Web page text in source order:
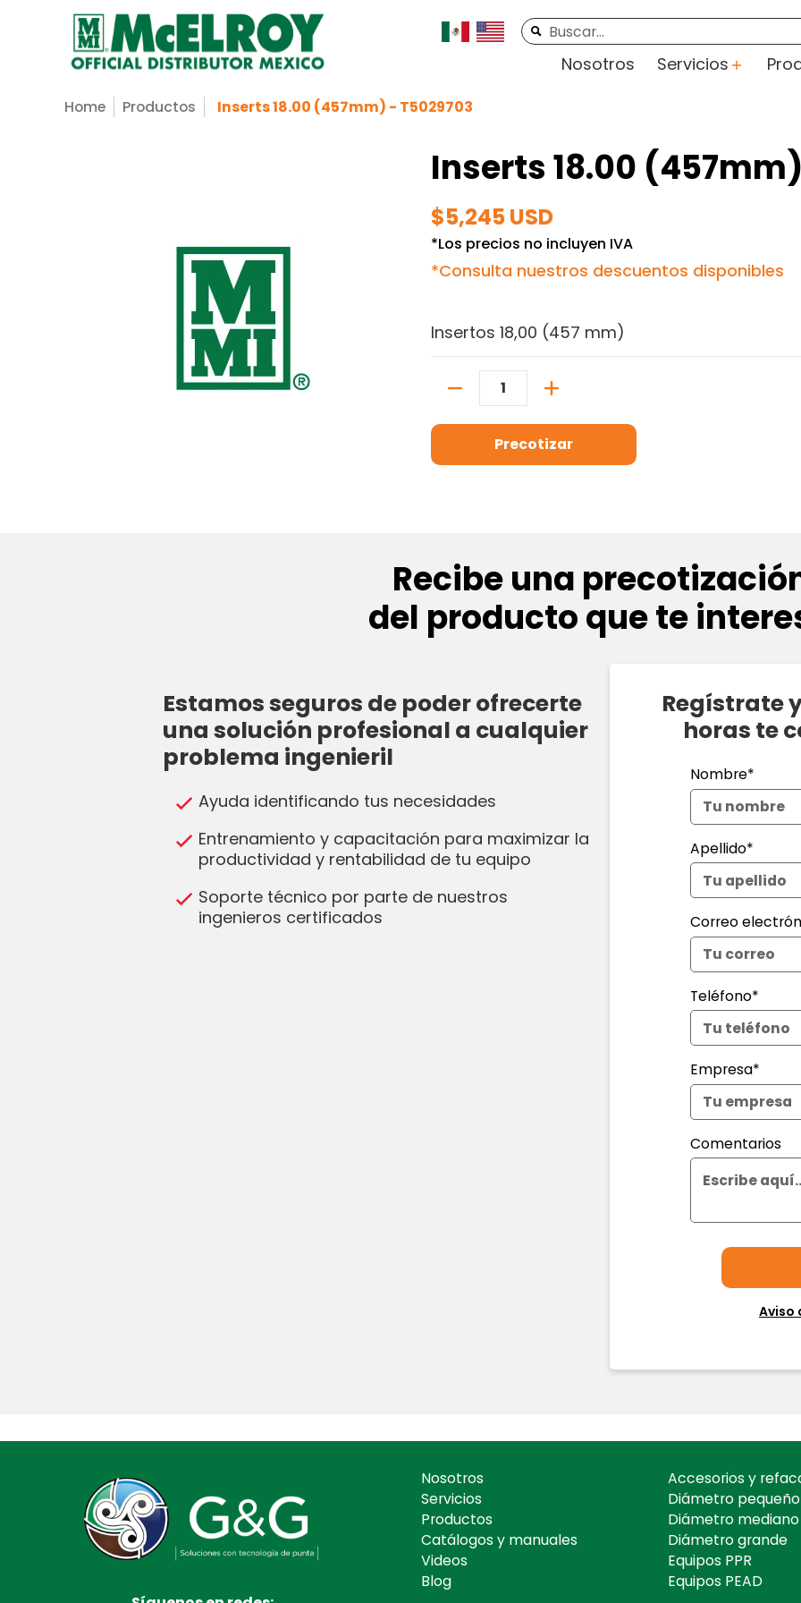
Saltar al contenido principal
Nosotros Servicios Productos
Buscar...
Nosotros Servicios
Home Productos Inserts 18.00 (457mm) - T5029703
Inserts 18.00
$5,245 USD
*Los precios no incluyen IVA
*Consulta nuestros descuentos disponibles
Insertos 18,00 (457 mm)
Recibe una
del producto que te
Estamos seguros de poder ofrecerte
una solución profesional a cualquier
problema ingenieril
Ayuda identificando tus necesidades
Entrenamiento y capacitación para maximizar la
productividad y rentabilidad de tu equipo
Soporte técnico por parte de nuestros
ingenieros certificados
Regístrate
horas te
Nombre*
Apellido*
Correo
Teléfono*
Empresa*
Comentarios
Aviso
Nosotros
Servicios
Productos
Catálogos y manuales
Videos
Blog
Accesorios y
Diámetro pequeño
Diámetro mediano
Diámetro grande
Equipos PPR
Equipos PEAD